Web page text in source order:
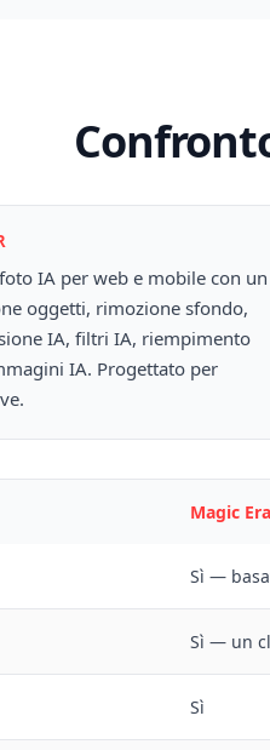
IA per web e mobile con un
oggetti, rimozione sfondo,
IA, filtri IA, riempimento
IA. Progettato per
Magic
Sì —
Sì — un
Sì